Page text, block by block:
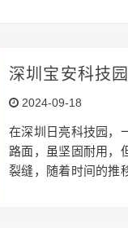
深圳宝安科技
2024-09-18
在深圳日亮科技园，
路面，虽坚固耐用，
裂缝，随着时间的推